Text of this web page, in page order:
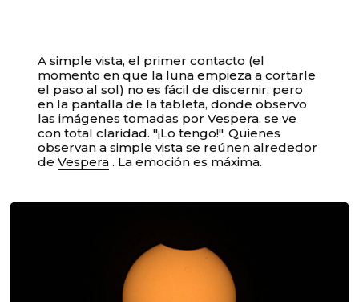
A simple vista, el primer contacto (el
momento en que la luna empieza a cortarle
el paso al sol) no es fácil de discernir, pero
en la pantalla de la tableta, donde observo
las imágenes tomadas por Vespera, se ve
con total claridad. "¡Lo tengo!". Quienes
observan a simple vista se reúnen alrededor
deVespera . La emoción es máxima.